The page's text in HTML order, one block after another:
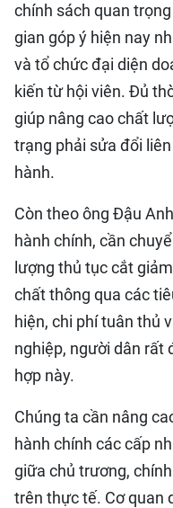
chính sách quan
gian góp ý hiện nay
và tổ chức đại diện
kiến từ hội viên. Đủ
giúp nâng cao chất
trạng phải sửa đổi
hành.
Còn theo ông Đậu
hành chính, cần
lượng thủ tục cắt
chất thông qua các
hiện, chi phí tuân thủ
nghiệp, người dân rất
hợp này.
Chúng ta cần nâng
hành chính các cấp
giữa chủ trương,
trên thực tế. Cơ quan